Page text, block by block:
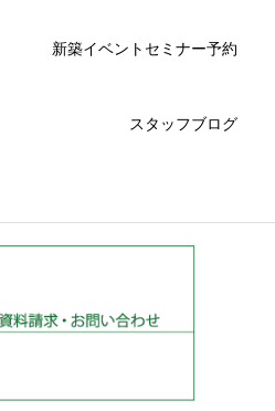
新築イベントセミナー予約
スタッフブログ